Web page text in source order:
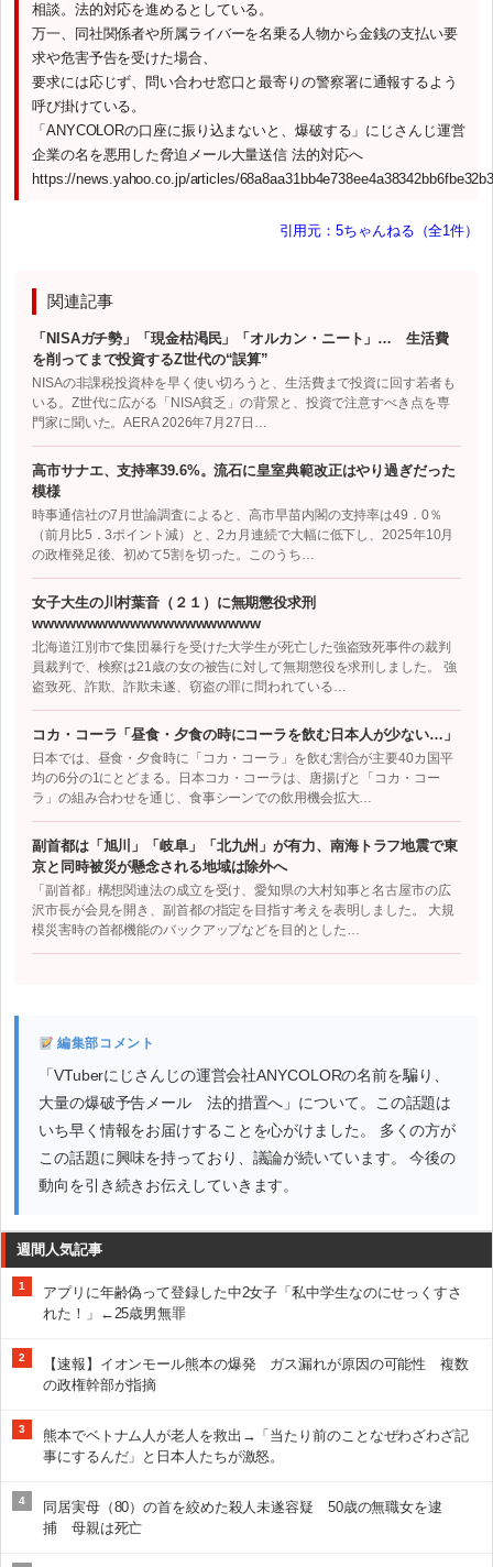
相談。法的対応を進めるとしている。
万一、同社関係者や所属ライバーを名乗る人物から金銭の支払い要
求や危害予告を受けた場合、
要求には応じず、問い合わせ窓口と最寄りの警察署に通報するよう
呼び掛けている。
「ANYCOLORの口座に振り込まないと、爆破する」にじさんじ運営
企業の名を悪用した脅迫メール大量送信 法的対応へ
https://news.yahoo.co.jp/articles/
引用元：5ちゃんねる（全1件）
関連記事
「NISAガチ勢」「現金枯渇民」「オルカン・ニート」… 生活費
を削ってまで投資するZ世代の“誤算”
NISAの非課税投資枠を早く使い切ろうと、生活費まで投資に回す若者も
いる。Z世代に広がる「NISA貧乏」の背景と、投資で注意すべき点を専
門家に聞いた。AERA 2026年7月27日…
高市サナエ、支持率39.6%。流石に皇室典範改正はやり過ぎだった
模様
時事通信社の7月世論調査によると、高市早苗内閣の支持率は49．0％
（前月比5．3ポイント減）と、2カ月連続で大幅に低下し、2025年10月
の政権発足後、初めて5割を切った。このうち…
女子大生の川村葉音（２１）に無期懲役求刑
wwwwwwwwwwwwwwwwwwwww
北海道江別市で集団暴行を受けた大学生が死亡した強盗致死事件の裁判
員裁判で、検察は21歳の女の被告に対して無期懲役を求刑しました。 強
盗致死、詐欺、詐欺未遂、窃盗の罪に問われている…
コカ・コーラ「昼食・夕食の時にコーラを飲む日本人が少ない…」
日本では、昼食・夕食時に「コカ・コーラ」を飲む割合が主要40カ国平
均の6分の1にとどまる。日本コカ・コーラは、唐揚げと「コカ・コー
ラ」の組み合わせを通じ、食事シーンでの飲用機会拡大…
副首都は「旭川」「岐阜」「北九州」が有力、南海トラフ地震で東
京と同時被災が懸念される地域は除外へ
「副首都」構想関連法の成立を受け、愛知県の大村知事と名古屋市の広
沢市長が会見を開き、副首都の指定を目指す考えを表明しました。 大規
模災害時の首都機能のバックアップなどを目的とした…
編集部コメント
「VTuberにじさんじの運営会社ANYCOLORの名前を騙り、
大量の爆破予告メール 法的措置へ」について。この話題は
いち早く情報をお届けすることを心がけました。 多くの方が
この話題に興味を持っており、議論が続いています。 今後の
動向を引き続きお伝えしていきます。
週間人気記事
1
アプリに年齢偽って登録した中2女子「私中学生なのにせっくすさ
れた！」←25歳男無罪
2
【速報】イオンモール熊本の爆発 ガス漏れが原因の可能性 複数
の政権幹部が指摘
3
熊本でベトナム人が老人を救出→「当たり前のことなぜわざわざ記
事にするんだ」と日本人たちが激怒。
4
同居実母（80）の首を絞めた殺人未遂容疑 50歳の無職女を逮
捕 母親は死亡